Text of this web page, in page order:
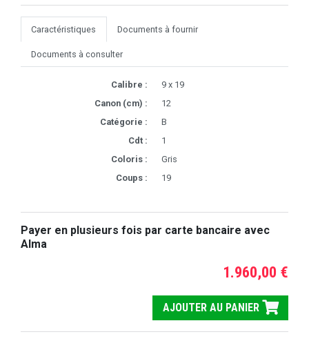
Caractéristiques Documents à fournir
Documents à consulter
Calibre :
9 x 19
Canon (cm) :
12
Catégorie :
B
Cdt :
1
Coloris :
Gris
Coups :
19
Payer en plusieurs fois par carte bancaire avec
Alma
1.960,00 €
AJOUTER AU PANIER